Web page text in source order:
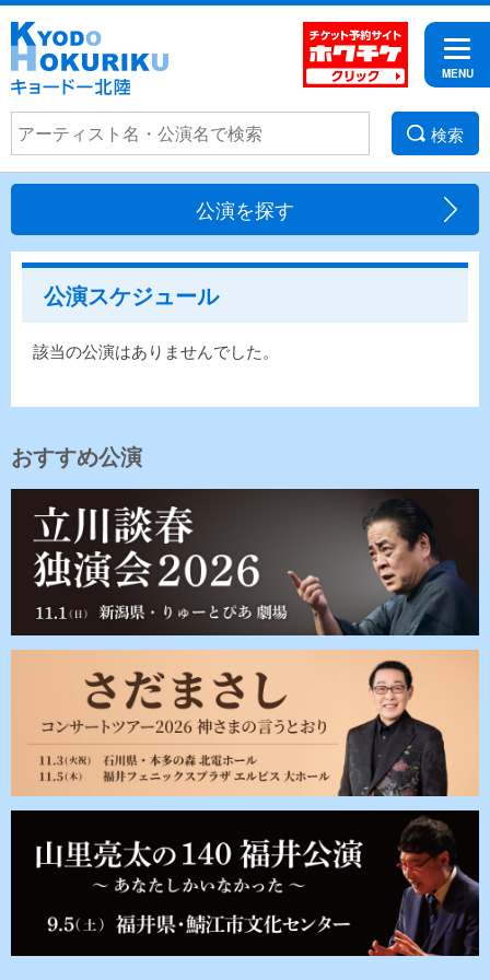
検索
公演を探す
公演スケジュール
該当の公演はありませんでした。
おすすめ公演